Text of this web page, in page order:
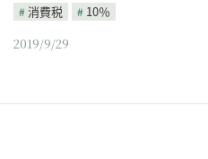
消費税
10％
2019/9/29